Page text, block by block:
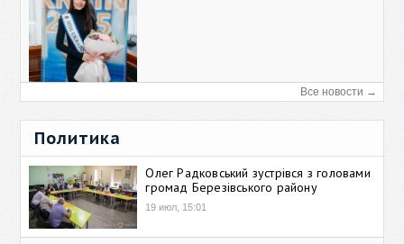
Все новости →
Политика
Олег Радковський зустрівся з головами
громад Березівського району
19 июл, 15:01